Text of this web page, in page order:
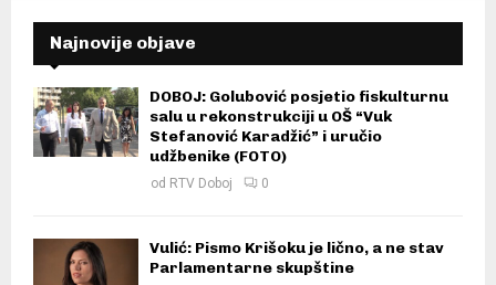
Najnovije objave
DOBOJ: Golubović posjetio fiskulturnu
salu u rekonstrukciji u OŠ “Vuk
Stefanović Karadžić” i uručio
udžbenike (FOTO)
od RTV Doboj 0
Vulić: Pismo Krišoku je lično, a ne stav
Parlamentarne skupštine